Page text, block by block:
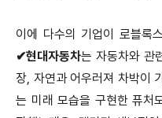
이에 다수의 기업이 로블록
✔현대자동차는 자동차와 관
장, 자연과 어우러져 차박이
는 미래 모습을 구현한 퓨처